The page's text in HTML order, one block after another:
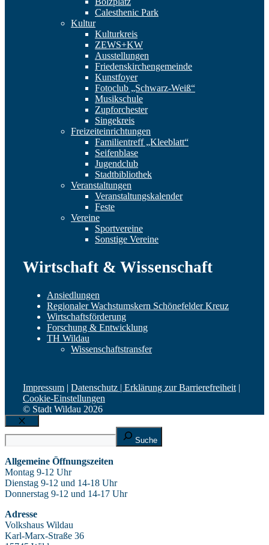
Calesthenic Park
Kultur
Kulturkreis
ZEWS+KW
Ausstellungen
Friedenskirchengemeinde
Kunstfoyer
Fotoclub „Schwarz-Weiß“
Musikschule
Zupforchester
Singekreis
Freizeiteinrichtungen
Familientreff „Kleeblatt“
Seifenblase
Jugendclub
Stadtbibliothek
Veranstaltungen
Veranstaltungskalender
Feste
Vereine
Sportvereine
Sonstige Vereine
Wirtschaft & Wissenschaft
Ansiedlungen
Regionaler Wachstumskern Schönefelder Kreuz
Wirtschaftsförderung
Forschung & Entwicklung
TH Wildau
Wissenschaftstransfer
Impressum Datenschutz | Erklärung zur Barrierefreiheit|
Cookie-Einstellungen
© Stadt Wildau 2026
Schließen
Suche
Allgemeine Öffnungszeiten
Montag 9-12 Uhr
Dienstag 9-12 und 14-18 Uhr
Donnerstag 9-12 und 14-17 Uhr
Adresse
Volkshaus Wildau
Karl-Marx-Straße 36